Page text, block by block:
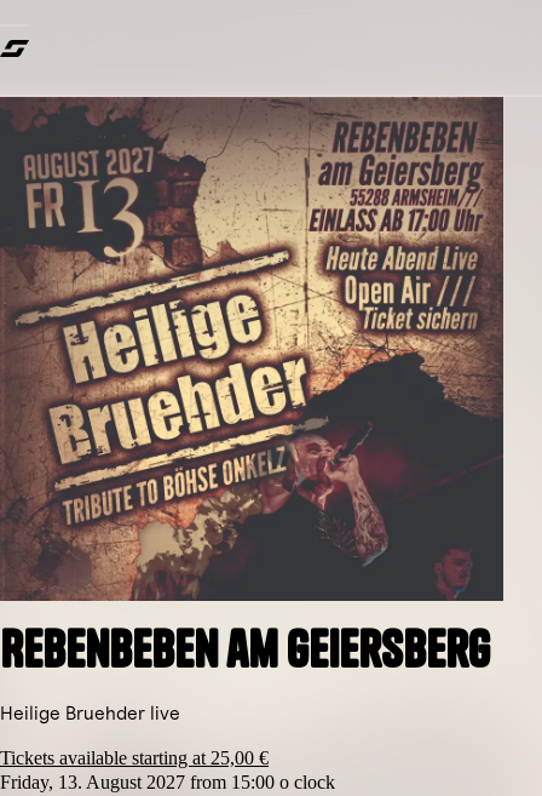
RebenBeben am Geiersberg
Heilige Bruehder live
Tickets available starting at 25,00 €
Friday, 13. August 2027 from 15:00 o clock